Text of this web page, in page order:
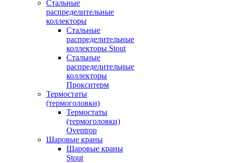
Стальные
распределительные
коллекторы
Стальные
распределительные
коллекторы Stout
Стальные
распределительные
коллекторы
Прокситерм
Термостаты
(термоголовки)
Термостаты
(термоголовки)
Oventrop
Шаровые краны
Шаровые краны
Stout